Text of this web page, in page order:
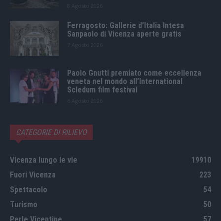
Ferragosto: Gallerie d’Italia Intesa
Sanpaolo di Vicenza aperte gratis
Paolo Gnutti premiato come eccellenza
veneta nel mondo all’International
Scledum film festival
CATEGORIE DI RILIEVO
Vicenza lungo le vie
19910
Fuori Vicenza
223
Spettacolo
54
Turismo
50
Perle Vicentine
57